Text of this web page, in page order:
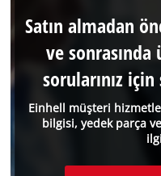
Einhell müşteri
bilgisi, yedek parça
Satın almadan
ve
sorularınız